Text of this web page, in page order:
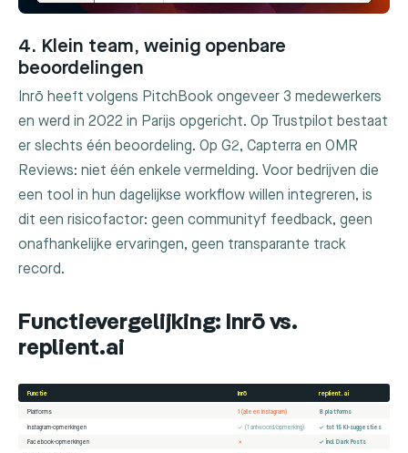
4. Klein team, weinig openbare
beoordelingen
Inrō heeft volgens PitchBook ongeveer 3 medewerkers
en werd in 2022 in Parijs opgericht. Op Trustpilot bestaat
er slechts één beoordeling. Op G2, Capterra en OMR
Reviews: niet één enkele vermelding. Voor bedrijven die
een tool in hun dagelijkse workflow willen integreren, is
dit een risicofactor: geen communityf feedback, geen
onafhankelijke ervaringen, geen transparante track
record.
Functievergelijking: Inrō vs.
replient.ai
Functie Inrō replient.ai
Platforms 1 (alleen Instagram) 8 platforms
Instagram-opmerkingen ✓ (1 antwoord/opmerking) ✓ tot 15 KI-suggesties
Facebook-opmerkingen ✗ ✓ incl. Dark Posts